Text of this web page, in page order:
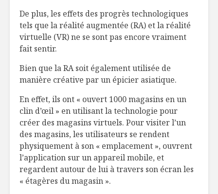
De plus, les effets des progrès technologiques
tels que la réalité augmentée (RA) et la réalité
virtuelle (VR) ne se sont pas encore vraiment
fait sentir.
Bien que la RA soit également utilisée de
manière créative par un épicier asiatique.
En effet, ils ont « ouvert 1000 magasins en un
clin d’œil » en utilisant la technologie pour
créer des magasins virtuels. Pour visiter l’un
des magasins, les utilisateurs se rendent
physiquement à son « emplacement », ouvrent
l’application sur un appareil mobile, et
regardent autour de lui à travers son écran les
« étagères du magasin ».